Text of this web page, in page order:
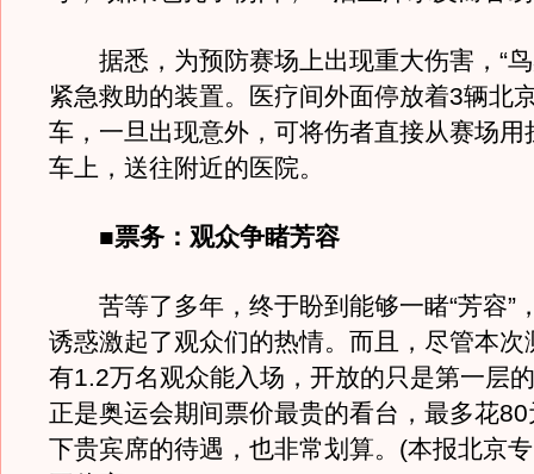
据悉，为预防赛场上出现重大伤害，“鸟
紧急救助的装置。医疗间外面停放着3辆北
车，一旦出现意外，可将伤者直接从赛场用
车上，送往附近的医院。
■票务：观众争睹芳容
苦等了多年，终于盼到能够一睹“芳容”
诱惑激起了观众们的热情。而且，尽管本次
有1.2万名观众能入场，开放的只是第一层
正是奥运会期间票价最贵的看台，最多花
下贵宾席的待遇，也非常划算。(本报北京